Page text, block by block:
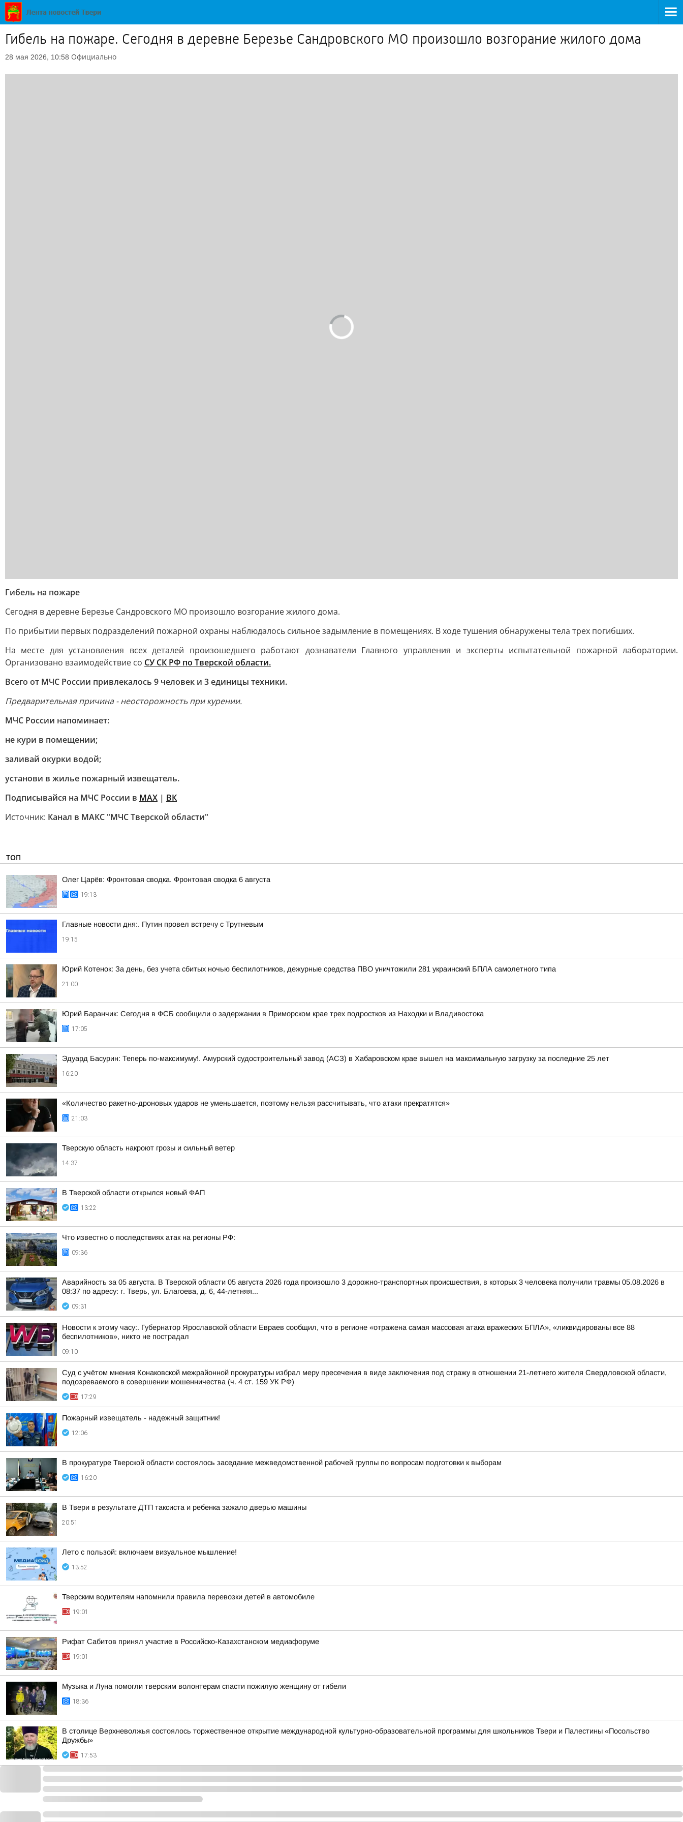
Гибель на пожаре. Сегодня в деревне Березье Сандровского МО произошло возгорание жилого дома
28 мая 2026, 10:58 Официально
Гибель на пожаре
Сегодня в деревне Березье Сандровского МО произошло возгорание жилого дома.
По прибытии первых подразделений пожарной охраны наблюдалось сильное задымление в помещениях. В ходе тушения обнаружены тела трех погибших.
На месте для установления всех деталей произошедшего работают дознаватели Главного управления и эксперты испытательной пожарной лаборатории.
Организовано взаимодействие со СУ СК РФ по Тверской области.
Всего от МЧС России привлекалось 9 человек и 3 единицы техники.
Предварительная причина - неосторожность при курении.
МЧС России напоминает:
не кури в помещении;
заливай окурки водой;
установи в жилье пожарный извещатель.
Подписывайся на МЧС России в MAX | ВК
Источник: Канал в МАКС "МЧС Тверской области"
ТОП
Олег Царёв: Фронтовая сводка. Фронтовая сводка 6 августа
19:13
Главные новости дня:. Путин провел встречу с Трутневым
19:15
Юрий Котенок: За день, без учета сбитых ночью беспилотников, дежурные средства ПВО уничтожили 281 украинский БПЛА самолетного типа
21:00
Юрий Баранчик: Сегодня в ФСБ сообщили о задержании в Приморском крае трех подростков из Находки и Владивостока
17:05
Эдуард Басурин: Теперь по-максимуму!. Амурский судостроительный завод (АСЗ) в Хабаровском крае вышел на максимальную загрузку за последние 25 лет
16:20
«Количество ракетно-дроновых ударов не уменьшается, поэтому нельзя рассчитывать, что атаки прекратятся»
21:03
Тверскую область накроют грозы и сильный ветер
14:37
В Тверской области открылся новый ФАП
13:22
Что известно о последствиях атак на регионы РФ:
09:36
Аварийность за 05 августа. В Тверской области 05 августа 2026 года произошло 3 дорожно-транспортных происшествия, в которых 3 человека получили травмы 05.08.2026 в
08:37 по адресу: г. Тверь, ул. Благоева, д. 6, 44-летняя...
09:31
Новости к этому часу:. Губернатор Ярославской области Евраев сообщил, что в регионе «отражена самая массовая атака вражеских БПЛА», «ликвидированы все 88
беспилотников», никто не пострадал
09:10
Суд с учётом мнения Конаковской межрайонной прокуратуры избрал меру пресечения в виде заключения под стражу в отношении 21-летнего жителя Свердловской области,
подозреваемого в совершении мошенничества (ч. 4 ст. 159 УК РФ)
17:29
Пожaрный извещатель - надежный зaщитник!
12:06
В прокуратуре Тверской области состоялось заседание межведомственной рабочей группы по вопросам подготовки к выборам
16:20
В Твери в результате ДТП таксиста и ребенка зажало дверью машины
20:51
Лето с пользой: включаем визуальное мышление!
13:52
Тверским водителям напомнили правила перевозки детей в автомобиле
19:01
Рифат Сабитов принял участие в Российско-Казахстанском медиафоруме
19:01
Музыка и Луна помогли тверским волонтерам спасти пожилую женщину от гибели
18:36
В столице Верхневолжья состоялось торжественное открытие международной культурно-образовательной программы для школьников Твери и Палестины «Посольство
Дружбы»
17:53